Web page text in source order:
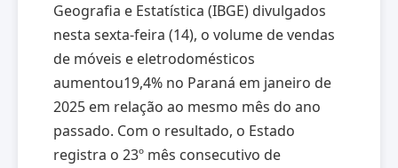
Geografia e Estatística (IBGE) divulgados
nesta sexta-feira (14), o volume de vendas
de móveis e eletrodomésticos
aumentou19,4% no Paraná em janeiro de
2025 em relação ao mesmo mês do ano
passado. Com o resultado, o Estado
registra o 23º mês consecutivo de